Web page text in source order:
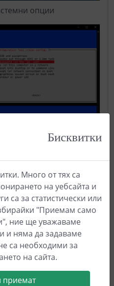
опции
и задайте
в главното меню. Тук
Бисквитки
Много от тях са
на уебсайта и
са за статистически или
"Приемам само
ние ще уважаваме
и няма да задаваме
са необходими за
на сайта.
приемат